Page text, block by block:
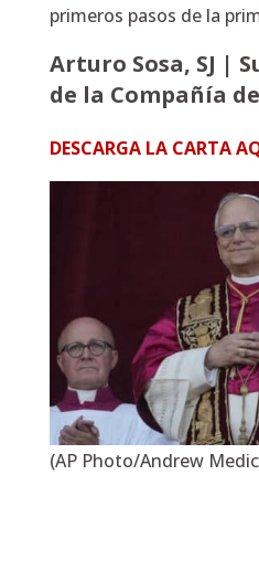
primeros pasos de la
Arturo Sosa, SJ |
de la Compañía de
DESCARGA LA CARTA
(AP Photo/Andrew